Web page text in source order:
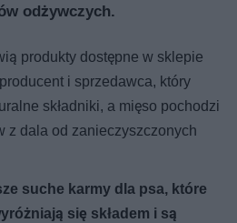
odżywczych.
produkty dostępne w sklepie
i sprzedawca, który
składniki, a mięso pochodzi
z dala od zanieczyszczonych
suche karmy dla psa, które
się składem i są